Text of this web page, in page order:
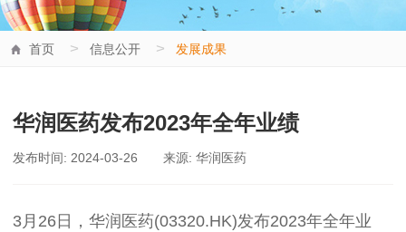
首页 > 信息公开 > 发展成果
华润医药发布2023年全年业绩
发布时间: 2024-03-26 来源: 华润医药
3月26日，华润医药(03320.HK)发布2023年全年业